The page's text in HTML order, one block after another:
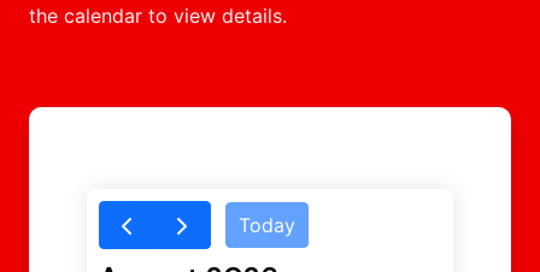
the calendar to view details.
Today